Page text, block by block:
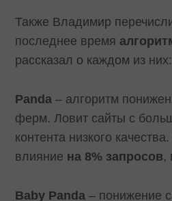
Также Владимир
последнее время
рассказал о каждом из них:
Panda – алгоритм
ферм. Ловит сайты с
контента низкого
влияние на 8% запросов,
Baby Panda – понижение